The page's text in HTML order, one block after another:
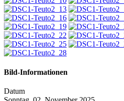
Bild-Informationen
Datum